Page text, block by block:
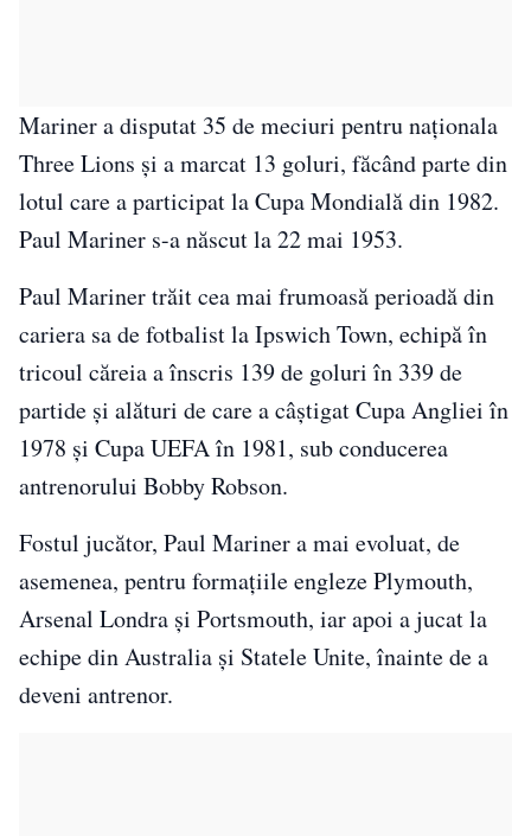
Mariner a disputat 35 de meciuri pentru naţionala
Three Lions şi a marcat 13 goluri, făcând parte din
lotul care a participat la Cupa Mondială din 1982.
Paul Mariner s-a născut la 22 mai 1953.
Paul Mariner trăit cea mai frumoasă perioadă din
cariera sa de fotbalist la Ipswich Town, echipă în
tricoul căreia a înscris 139 de goluri în 339 de
partide şi alături de care a câştigat Cupa Angliei în
1978 şi Cupa UEFA în 1981, sub conducerea
antrenorului Bobby Robson.
Fostul jucător, Paul Mariner a mai evoluat, de
asemenea, pentru formaţiile engleze Plymouth,
Arsenal Londra şi Portsmouth, iar apoi a jucat la
echipe din Australia şi Statele Unite, înainte de a
deveni antrenor.